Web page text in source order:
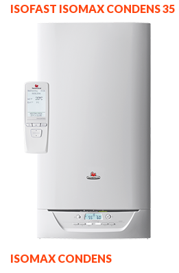
ISOFAST ISOMAX CONDENS 35
ISOMAX CONDENS